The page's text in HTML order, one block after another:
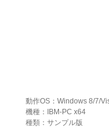
動作OS：Windows 8/7/
機種：IBM-PC x64
種類：サンプル版